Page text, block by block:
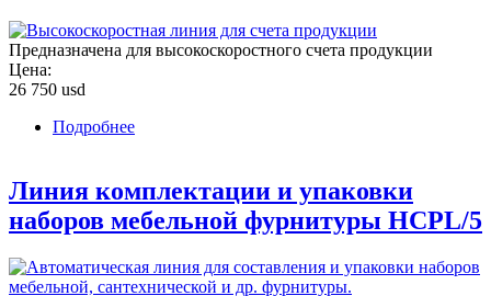
Предназначена для высокоскоростного счета продукции
Цена:
26 750 usd
Подробнее
Линия комплектации и упаковки
наборов мебельной фурнитуры HCPL/5